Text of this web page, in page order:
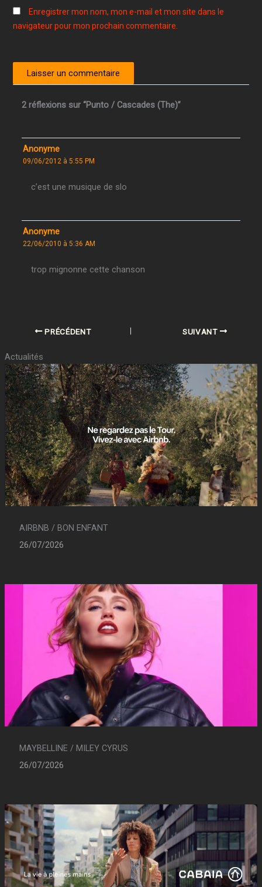
Enregistrer mon nom, mon e-mail et mon site dans le
navigateur pour mon prochain commentaire.
2 réflexions sur “Punto / Cascades (The)”
Anonyme
09/06/2012 à 5:55 PM
c’est une musique de slo
Anonyme
22/06/2010 à 5:36 AM
trop mignonne cette chanson
PRÉCÉDENT SUIVANT
Actualités
AIRBNB / BON ENFANT
26/07/2026
MAYBELLINE / MILEY CYRUS
26/07/2026